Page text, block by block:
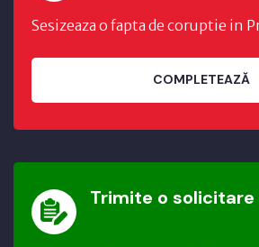
Sesizeaza o fapta de coruptie in
COMPLETEAZĂ
Trimite o solicitare